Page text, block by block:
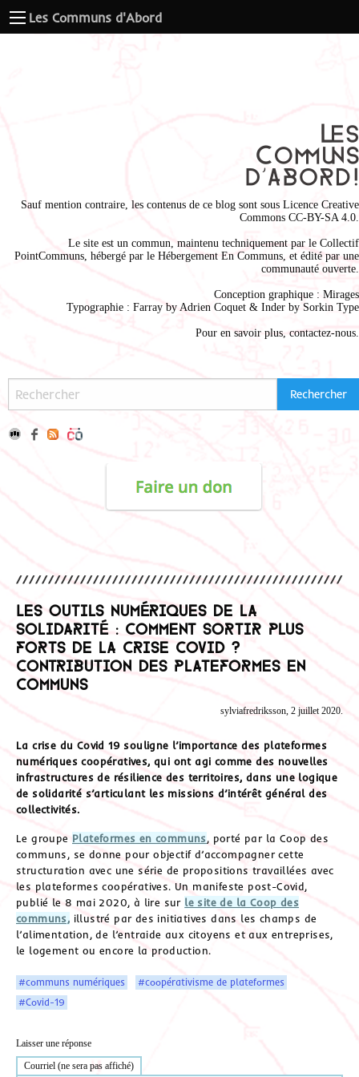
Les Communs d'Abord
Sauf mention contraire, les contenus de ce blog sont sous Licence Creative
Commons CC-BY-SA 4.0
Le site est un commun, maintenu techniquement par le Collectif
PointCommuns , hébergé par le Hébergement En Communs , et édité par une
communauté ouverte.
Conception graphique : Mirages
Typographie : Farray by Adrien Coquet & Inder by Sorkin Type
Pour en savoir plus, contactez-nous
Les outils numériques de la
solidarité : comment sortir plus
forts de la crise covid ?
Contribution des Plateformes en
communs
sylviafredriksson, 2 juillet 2020.
La crise du Covid 19 souligne l’importance des plateformes
numériques coopératives, qui ont agi comme des nouvelles
infrastructures de résilience des territoires, dans une logique
de solidarité s’articulant les missions d’intérêt général des
collectivités.
Le groupe Plateformes en communs, porté par la Coop des
communs, se donne pour objectif d’accompagner cette
structuration avec une série de propositions travaillées avec
les plateformes coopératives. Un manifeste post-Covid,
publié le 8 mai 2020, à lire sur le site de la Coop des
communs, illustré par des initiatives dans les champs de
l’alimentation, de l’entraide aux citoyens et aux entreprises,
le logement ou encore la production.
#communs numériques
#coopérativisme de plateformes
#Covid-19
Laisser une réponse
Courriel (ne sera pas affiché)